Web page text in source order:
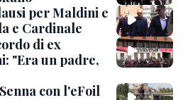
per Maldini e
e Cardinale
di ex
"Era un padre,
con l'eFoil